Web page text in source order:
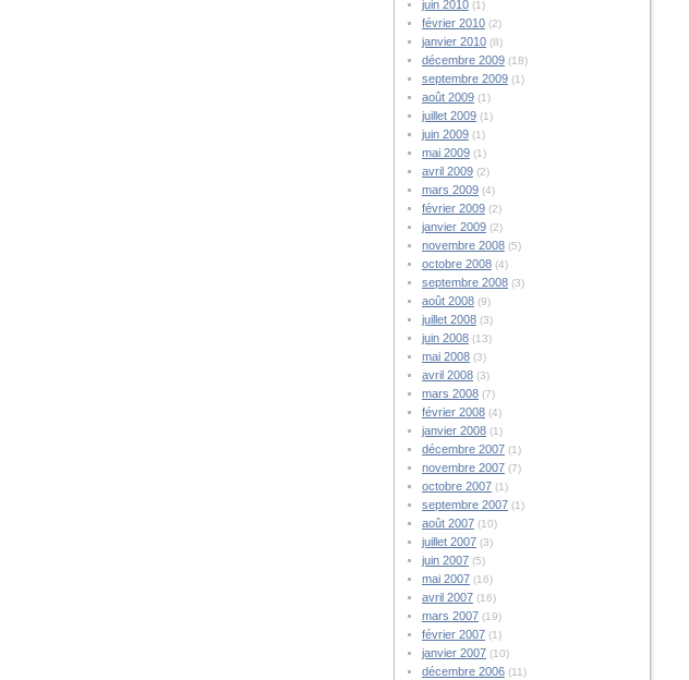
juin 2010(1)
février 2010(2)
janvier 2010(8)
décembre 2009(18)
septembre 2009(1)
août 2009(1)
juillet 2009(1)
juin 2009(1)
mai 2009(1)
avril 2009(2)
mars 2009(4)
février 2009(2)
janvier 2009(2)
novembre 2008(5)
octobre 2008(4)
septembre 2008(3)
août 2008(9)
juillet 2008(3)
juin 2008(13)
mai 2008(3)
avril 2008(3)
mars 2008(7)
février 2008(4)
janvier 2008(1)
décembre 2007(1)
novembre 2007(7)
octobre 2007(1)
septembre 2007(1)
août 2007(10)
juillet 2007(3)
juin 2007(5)
mai 2007(16)
avril 2007(16)
mars 2007(19)
février 2007(1)
janvier 2007(10)
décembre 2006(11)